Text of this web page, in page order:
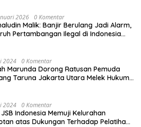
2026 0 Komentar
Malik: Banjir Berulang Jadi Alarm,
Pertambangan Ilegal di Indonesia
2024 0 Komentar
Marunda Dorong Ratusan Pemuda
Taruna Jakarta Utara Melek Hukum
2024 0 Komentar
JSB Indonesia Memuji Kelurahan
atas Dukungan Terhadap Pelatihan